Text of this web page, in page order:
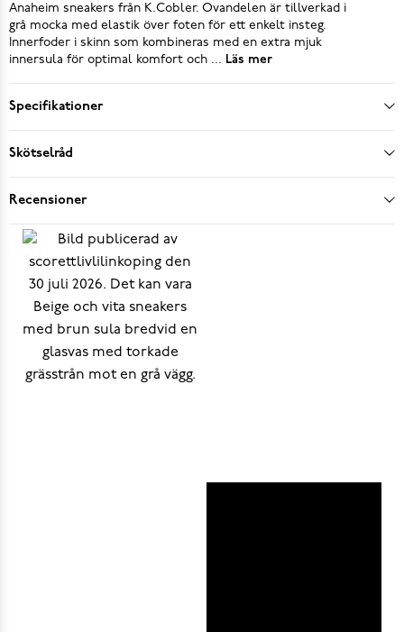
Anaheim sneakers från K.Cobler. Ovandelen är tillverkad i
grå mocka med elastik över foten för ett enkelt insteg.
Innerfoder i skinn som kombineras med en extra mjuk
innersula för optimal komfort och ... Läs mer
Specifikationer
Skötselråd
Recensioner